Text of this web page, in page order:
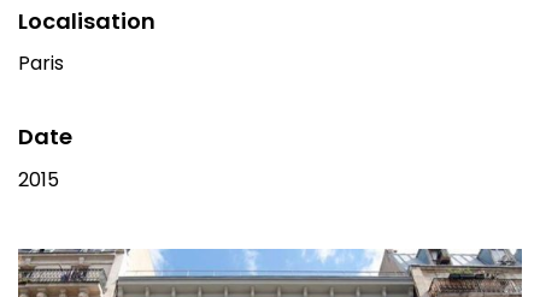
Localisation
Paris
Date
2015